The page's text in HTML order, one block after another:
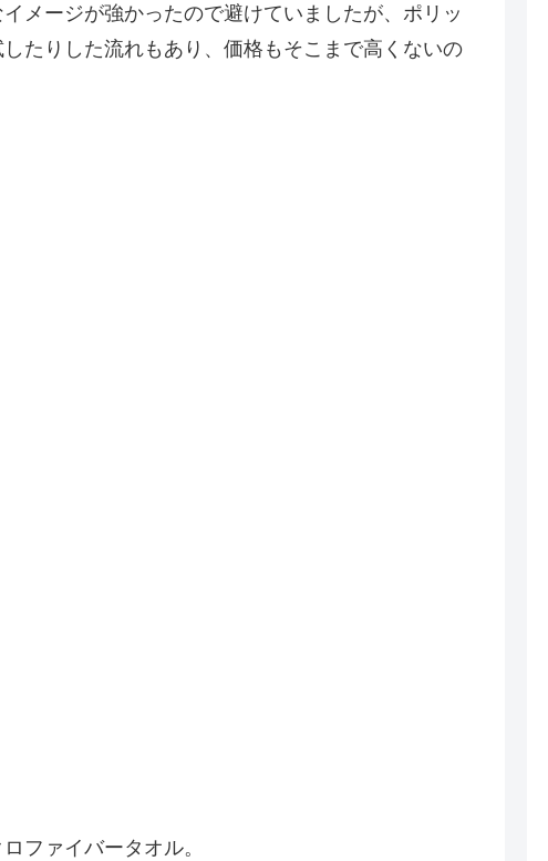
メージが強かったので避けていましたが、ポリッ
たりした流れもあり、価格もそこまで高くないの
ファイバータオル。